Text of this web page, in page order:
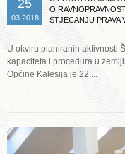
25
03.2018
O
STJECANJU PRAVA
U okviru planiranih aktivnosti
kapaciteta i procedura u
Općine Kalesija je 22....